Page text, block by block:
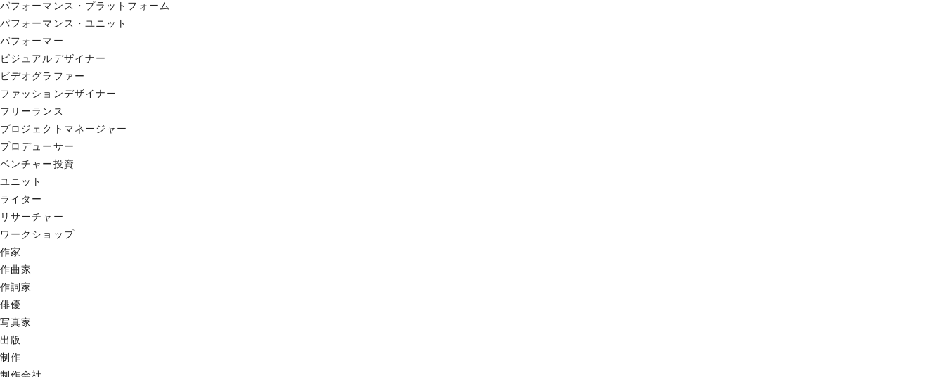
パフォーマンス・プラットフォーム
パフォーマンス・ユニット
パフォーマー
ビジュアルデザイナー
ビデオグラファー
ファッションデザイナー
フリーランス
プロジェクトマネージャー
プロデューサー
ベンチャー投資
ユニット
ライター
リサーチャー
ワークショップ
作家
作曲家
作詞家
俳優
写真家
出版
制作